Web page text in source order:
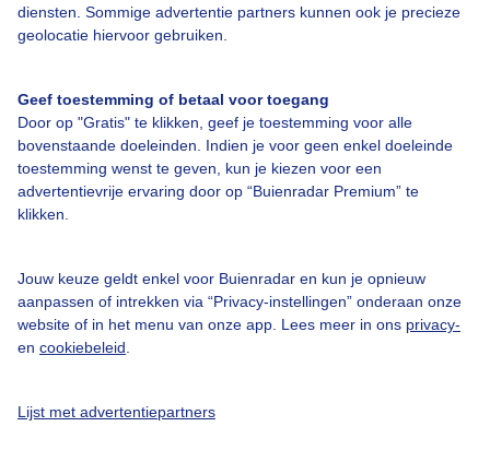
diensten. Sommige advertentie partners kunnen ook je precieze
geolocatie hiervoor gebruiken.
Geef toestemming of betaal voor toegang
Door op "Gratis" te klikken, geef je toestemming voor alle
bovenstaande doeleinden. Indien je voor geen enkel doeleinde
toestemming wenst te geven, kun je kiezen voor een
advertentievrije ervaring door op “Buienradar Premium” te
klikken.
Jouw keuze geldt enkel voor Buienradar en kun je opnieuw
aanpassen of intrekken via “Privacy-instellingen” onderaan onze
website of in het menu van onze app. Lees meer in ons privacy-
en cookiebeleid
Lijst met advertentiepartners
Bedrijfsgegevens
Contact
Toegankelijkheid
Gebruikersvoorwaarden
Adverteren
Privacy beleid
Cookie beleid